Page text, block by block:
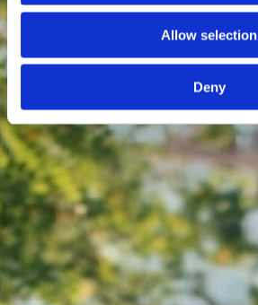
Allow selection
Deny